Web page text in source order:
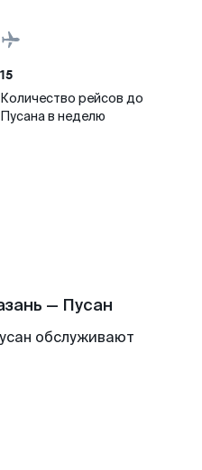
15
Количество рейсов до
Пусана в неделю
— Пусан
обслуживают